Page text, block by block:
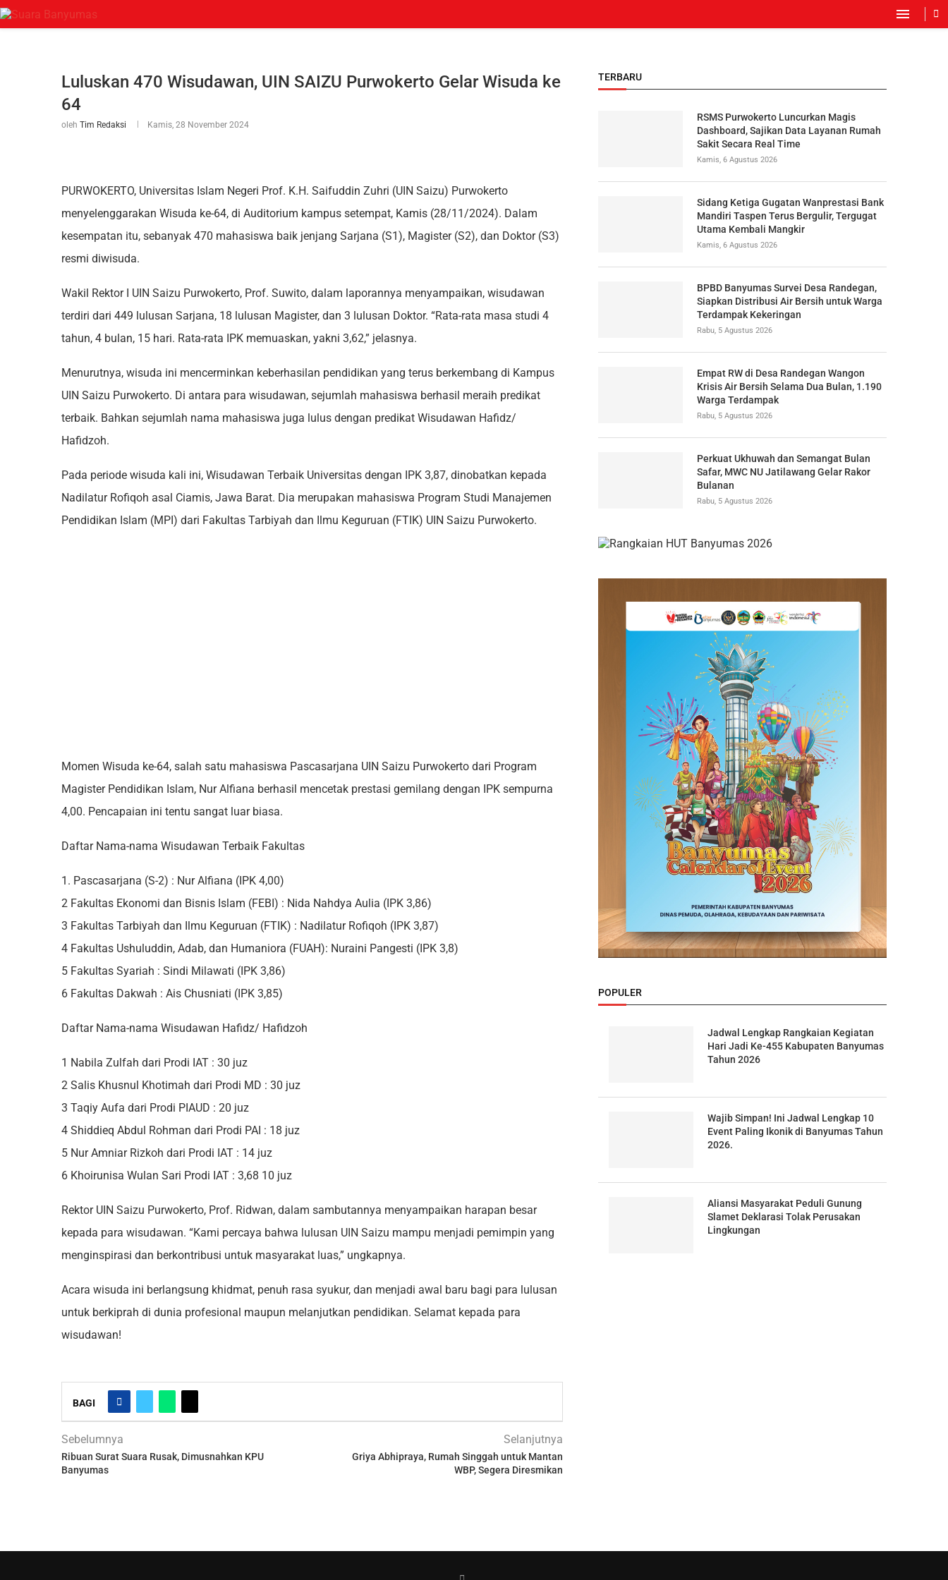
Luluskan 470 Wisudawan, UIN SAIZU Purwokerto Gelar Wisuda ke
64
oleh Tim Redaksi Kamis, 28 November 2024
PURWOKERTO, Universitas Islam Negeri Prof. K.H. Saifuddin Zuhri (UIN Saizu) Purwokerto
menyelenggarakan Wisuda ke-64, di Auditorium kampus setempat, Kamis (28/11/2024). Dalam
kesempatan itu, sebanyak 470 mahasiswa baik jenjang Sarjana (S1), Magister (S2), dan Doktor (S3)
resmi diwisuda.
Wakil Rektor I UIN Saizu Purwokerto, Prof. Suwito, dalam laporannya menyampaikan, wisudawan
terdiri dari 449 lulusan Sarjana, 18 lulusan Magister, dan 3 lulusan Doktor. “Rata-rata masa studi 4
tahun, 4 bulan, 15 hari. Rata-rata IPK memuaskan, yakni 3,62,” jelasnya.
Menurutnya, wisuda ini mencerminkan keberhasilan pendidikan yang terus berkembang di Kampus
UIN Saizu Purwokerto. Di antara para wisudawan, sejumlah mahasiswa berhasil meraih predikat
terbaik. Bahkan sejumlah nama mahasiswa juga lulus dengan predikat Wisudawan Hafidz/
Hafidzoh.
Pada periode wisuda kali ini, Wisudawan Terbaik Universitas dengan IPK 3,87, dinobatkan kepada
Nadilatur Rofiqoh asal Ciamis, Jawa Barat. Dia merupakan mahasiswa Program Studi Manajemen
Pendidikan Islam (MPI) dari Fakultas Tarbiyah dan Ilmu Keguruan (FTIK) UIN Saizu Purwokerto.
Momen Wisuda ke-64, salah satu mahasiswa Pascasarjana UIN Saizu Purwokerto dari Program
Magister Pendidikan Islam, Nur Alfiana berhasil mencetak prestasi gemilang dengan IPK sempurna
4,00. Pencapaian ini tentu sangat luar biasa.
Daftar Nama-nama Wisudawan Terbaik Fakultas
1. Pascasarjana (S-2) : Nur Alfiana (IPK 4,00)
2 Fakultas Ekonomi dan Bisnis Islam (FEBI) : Nida Nahdya Aulia (IPK 3,86)
3 Fakultas Tarbiyah dan Ilmu Keguruan (FTIK) : Nadilatur Rofiqoh (IPK 3,87)
4 Fakultas Ushuluddin, Adab, dan Humaniora (FUAH): Nuraini Pangesti (IPK 3,8)
5 Fakultas Syariah : Sindi Milawati (IPK 3,86)
6 Fakultas Dakwah : Ais Chusniati (IPK 3,85)
Daftar Nama-nama Wisudawan Hafidz/ Hafidzoh
1 Nabila Zulfah dari Prodi IAT : 30 juz
2 Salis Khusnul Khotimah dari Prodi MD : 30 juz
3 Taqiy Aufa dari Prodi PIAUD : 20 juz
4 Shiddieq Abdul Rohman dari Prodi PAI : 18 juz
5 Nur Amniar Rizkoh dari Prodi IAT : 14 juz
6 Khoirunisa Wulan Sari Prodi IAT : 3,68 10 juz
Rektor UIN Saizu Purwokerto, Prof. Ridwan, dalam sambutannya menyampaikan harapan besar
kepada para wisudawan. “Kami percaya bahwa lulusan UIN Saizu mampu menjadi pemimpin yang
menginspirasi dan berkontribusi untuk masyarakat luas,” ungkapnya.
Acara wisuda ini berlangsung khidmat, penuh rasa syukur, dan menjadi awal baru bagi para lulusan
untuk berkiprah di dunia profesional maupun melanjutkan pendidikan. Selamat kepada para
wisudawan!
BAGI
Sebelumnya
Ribuan Surat Suara Rusak, Dimusnahkan KPU
Banyumas
Selanjutnya
Griya Abhipraya, Rumah Singgah untuk Mantan
WBP, Segera Diresmikan
TERBARU
RSMS Purwokerto Luncurkan Magis
Dashboard, Sajikan Data Layanan Rumah
Sakit Secara Real Time
Kamis, 6 Agustus 2026
Sidang Ketiga Gugatan Wanprestasi Bank
Mandiri Taspen Terus Bergulir, Tergugat
Utama Kembali Mangkir
Kamis, 6 Agustus 2026
BPBD Banyumas Survei Desa Randegan,
Siapkan Distribusi Air Bersih untuk Warga
Terdampak Kekeringan
Rabu, 5 Agustus 2026
Empat RW di Desa Randegan Wangon
Krisis Air Bersih Selama Dua Bulan, 1.190
Warga Terdampak
Rabu, 5 Agustus 2026
Perkuat Ukhuwah dan Semangat Bulan
Safar, MWC NU Jatilawang Gelar Rakor
Bulanan
Rabu, 5 Agustus 2026
POPULER
Jadwal Lengkap Rangkaian Kegiatan
Hari Jadi Ke-455 Kabupaten Banyumas
Tahun 2026
Wajib Simpan! Ini Jadwal Lengkap 10
Event Paling Ikonik di Banyumas Tahun
2026.
Aliansi Masyarakat Peduli Gunung
Slamet Deklarasi Tolak Perusakan
Lingkungan